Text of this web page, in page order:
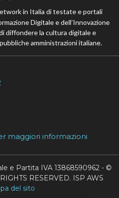
in Italia di testate e portali
Digitale e dell’Innovazione
diffondere la cultura digitale e
amministrazioni italiane.
maggiori informazioni
e Partita IVA 13868590962 - ©
RESERVED. ISP AWS
del sito